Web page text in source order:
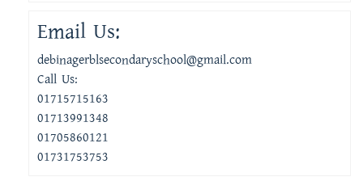
Email Us:
debinagerblsecondaryschool@gmail.com
Call Us:
01715715163
01713991348
01705860121
01731753753